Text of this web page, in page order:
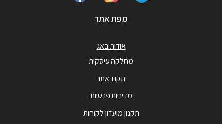
מפת אתר
אודות באג
מחלקה עיסקית
תקנון אתר
מדיניות פרטיות
תקנון מועדון לקוחות